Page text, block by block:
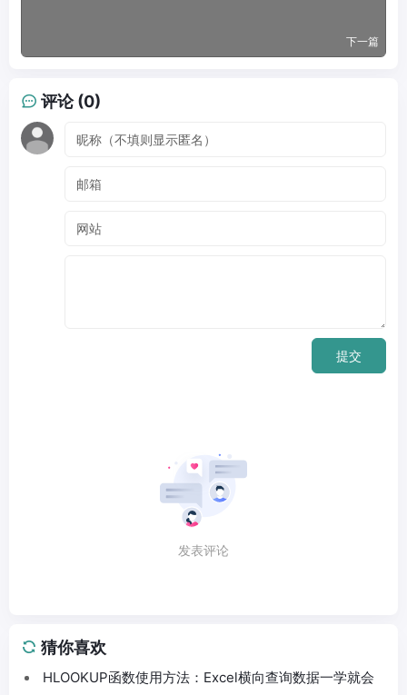
下一篇
评论 (0)
提交
发表评论
猜你喜欢
HLOOKUP函数使用方法：Excel横向查询数据一学就会